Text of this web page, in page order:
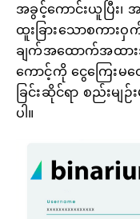
အခွင့်ကောင်းယူပြီး၊
ထူးခြားသောစကား
ချက်အထောက်အထား
ကောင့်ကို ငွေကြေးမ
ခြင်းဆိုင်ရာ စည်းမ
ပါ။